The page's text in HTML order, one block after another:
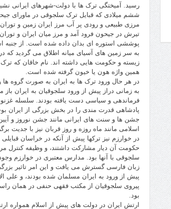
رسید. آمیختگی ترک ها با دولت-شهرهای ایرانی
ششم میلادی که قبایل ترک سلجوقی در ماورای
مرزی طبیعی و رودی پر آب مرز ایران زمین و
تیرش در جیحون فرود آمد و مرز میان ایران و توران
پوششی استوره ای بدان داده شده است. از جنبه
به سر زمین های آسیای میانه اطلاق می گردید که
زیسته و حکومت هایی داشته اند. نام خاقان که ترک
همین واژه هون یا خیون گرفته شده است.
در هر حال ورود ترک ها به ایران به صورت گروه
به زمانی دراز پیش از ورود سلجوقیان به ایران
فرماندهی و سیاسی دست یافته بودند. سلسله
پادشاهی قدرت مندی را در بخش بزرگی از ایران
جشن ها و سنت های ایرانی مانند جشن نوروز و
اسلامی مانند ماه روزه و روز قربان نیز با جدیت
در خوارزم نیز ترکها پیش از آنکه در خراسان
حکومت آن دیار مشارکت داشتند، و وظیفه کنترل
سلجوقی با آنها بود. مدارس معتبری در خوارزم
زبان فارسی گسترش می یافت و این امر تاثیر
پیش از ورود به ایران مسلمان شده بودند، و علی
پیروی سلجوقیان از مکتب فقهی حنفی در همان
بود.
ارتش ایران در دولت های پیش از اسلام همواره